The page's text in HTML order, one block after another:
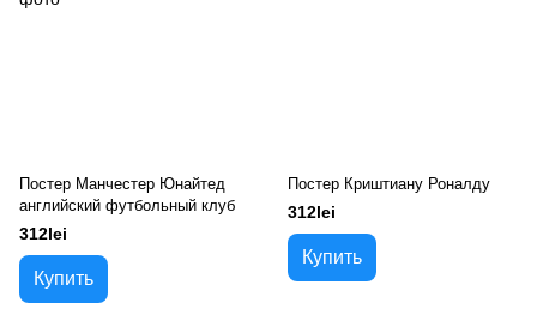
Постер Манчестер Юнайтед
английский футбольный клуб
312lei
Купить
Постер Криштиану Роналду
312lei
Купить